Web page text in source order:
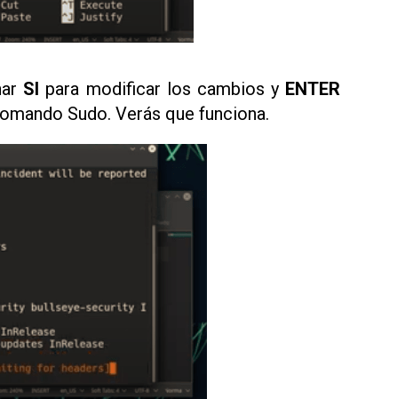
SI para modificar los cambios y ENTER
Sudo. Verás que funciona.